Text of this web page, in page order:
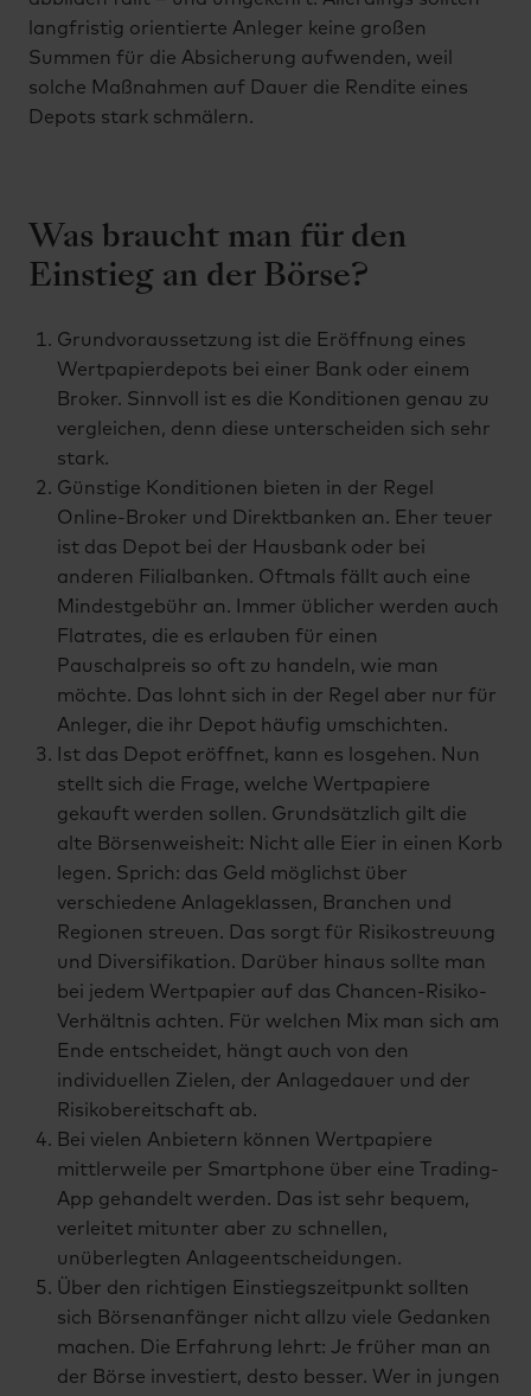
langfristig orientierte Anleger keine großen
Summen für die Absicherung aufwenden, weil
solche Maßnahmen auf Dauer die Rendite eines
Depots stark schmälern.
Was braucht man für den
Einstieg an der Börse?
Grundvoraussetzung ist die Eröffnung eines
Wertpapierdepots bei einer Bank oder einem
Broker. Sinnvoll ist es die Konditionen genau zu
vergleichen, denn diese unterscheiden sich sehr
stark.
Günstige Konditionen bieten in der Regel
Online-Broker und Direktbanken an. Eher teuer
ist das Depot bei der Hausbank oder bei
anderen Filialbanken. Oftmals fällt auch eine
Mindestgebühr an. Immer üblicher werden auch
Flatrates, die es erlauben für einen
Pauschalpreis so oft zu handeln, wie man
möchte. Das lohnt sich in der Regel aber nur für
Anleger, die ihr Depot häufig umschichten.
Ist das Depot eröffnet, kann es losgehen. Nun
stellt sich die Frage, welche Wertpapiere
gekauft werden sollen. Grundsätzlich gilt die
alte Börsenweisheit: Nicht alle Eier in einen Korb
legen. Sprich: das Geld möglichst über
verschiedene Anlageklassen, Branchen und
Regionen streuen. Das sorgt für Risikostreuung
und Diversifikation. Darüber hinaus sollte man
bei jedem Wertpapier auf das Chancen-Risiko-
Verhältnis achten. Für welchen Mix man sich am
Ende entscheidet, hängt auch von den
individuellen Zielen, der Anlagedauer und der
Risikobereitschaft ab.
Bei vielen Anbietern können Wertpapiere
mittlerweile per Smartphone über eine Trading-
App gehandelt werden. Das ist sehr bequem,
verleitet mitunter aber zu schnellen,
unüberlegten Anlageentscheidungen.
Über den richtigen Einstiegszeitpunkt sollten
sich Börsenanfänger nicht allzu viele Gedanken
machen. Die Erfahrung lehrt: Je früher man an
der Börse investiert, desto besser. Wer in jungen